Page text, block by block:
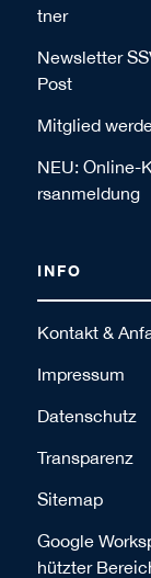
tner
Newsletter
Post
Mitglied
NEU: Online-
rsanmeldung
INFO
Kontakt &
Impressum
Datenschutz
Transparenz
Sitemap
Google
hützter